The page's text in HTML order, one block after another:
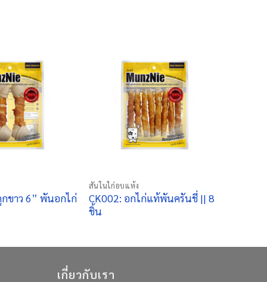
กขาว 6” พันอกไก่
สันในไก่อบแห้ง
CK002: อกไก่แท้พันครันชี่ || 8
ชิ้น
เกี่ยวกับเรา